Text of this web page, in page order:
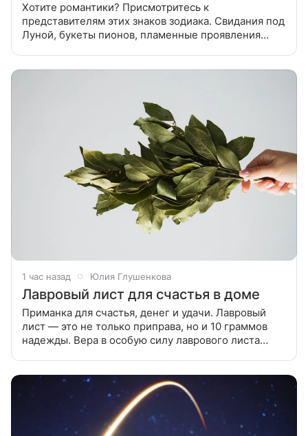
Хотите романтики? Присмотритесь к
представителям этих знаков зодиака. Свидания под
Луной, букеты пионов, пламенные проявления
1 час назад Юлия Глушенкова
Лавровый лист для счастья в доме
Приманка для счастья, денег и удачи. Лавровый
лист — это не только приправа, но и 10 граммов
надежды. Вера в особую силу лаврового листа